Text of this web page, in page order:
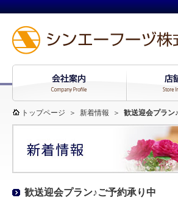
トップページ ＞ 新着情報 ＞ 歓送迎会プラン
歓送迎会プラン♪ご予約承り中